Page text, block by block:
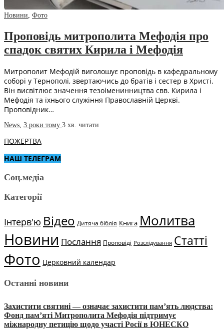
Новини, Фото
Проповідь митрополита Мефодія про
спадок святих Кирила і Мефодія
Митрополит Мефодій виголошує проповідь в кафедральному
соборі у Тернополі, звертаючись до братів і сестер в Христі.
Він висвітлює значення тезоіменинництва свв. Кирила і
Мефодія та їхнього служіння Православній Церкві.
Проповідник…
News 3 роки тому 3 хв. читати
ПОЖЕРТВА
НАШ ТЕЛЕГРАМ
Соц.медіа
Категорії
Інтерв'ю Відео Дитяча біблія Книга Молитва
Новини Послання Проповіді Розслідування Статті
Фото Церковний календар
Останні новини
Захистити святині — означає захистити пам’ять людства:
Фонд пам’яті Митрополита Мефодія підтримує
міжнародну петицію щодо участі Росії в ЮНЕСКО